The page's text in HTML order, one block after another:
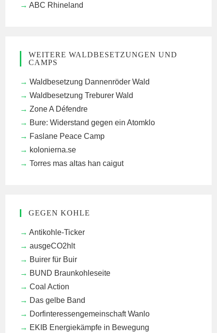
ABC Rhineland
WEITERE WALDBESETZUNGEN UND
CAMPS
Waldbesetzung Dannenröder Wald
Waldbesetzung Treburer Wald
Zone A Défendre
Bure: Widerstand gegen ein Atomklo
Faslane Peace Camp
kolonierna.se
Torres mas altas han caigut
GEGEN KOHLE
Antikohle-Ticker
ausgeCO2hlt
Buirer für Buir
BUND Braunkohleseite
Coal Action
Das gelbe Band
Dorfinteressengemeinschaft Wanlo
EKIB Energiekämpfe in Bewegung